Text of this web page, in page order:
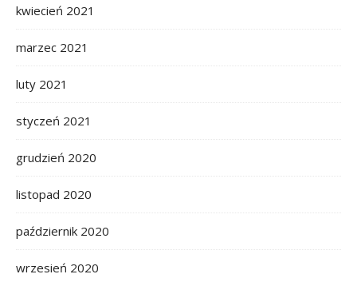
kwiecień 2021
marzec 2021
luty 2021
styczeń 2021
grudzień 2020
listopad 2020
październik 2020
wrzesień 2020